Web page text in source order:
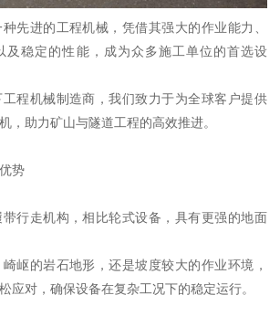
先进的工程机械，凭借其强大的作业能力、
及稳定的性能，成为众多施工单位的首选设
程机械制造商，我们致力于为全球客户提供
，助力矿山与隧道工程的高效推进。
势
行走机构，相比轮式设备，具有更强的地面
岖的岩石地形，还是坡度较大的作业环境，
应对，确保设备在复杂工况下的稳定运行。